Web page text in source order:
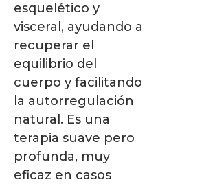
esquelético y
visceral, ayudando a
recuperar el
equilibrio del
cuerpo y facilitando
la autorregulación
natural. Es una
terapia suave pero
profunda, muy
eficaz en casos